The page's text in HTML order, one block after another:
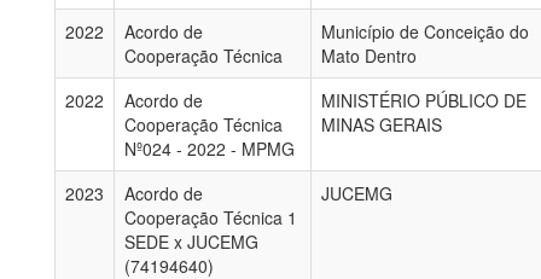
2022
Acordo de
Cooperação Técnica
Município de Conceição do
Mato Dentro
2022
Acordo de
Cooperação Técnica
Nº024 - 2022 - MPMG
MINISTÉRIO PÚBLICO DE
MINAS GERAIS
2023
Acordo de
Cooperação Técnica 1
SEDE x JUCEMG
(74194640)
JUCEMG